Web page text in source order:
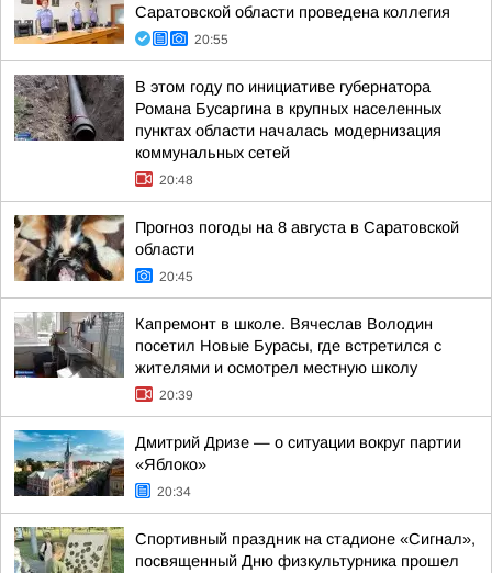
Саратовской области проведена коллегия
20:55
В этом году по инициативе губернатора
Романа Бусаргина в крупных населенных
пунктах области началась модернизация
коммунальных сетей
20:48
Прогноз погоды на 8 августа в Саратовской
области
20:45
Капремонт в школе. Вячеслав Володин
посетил Новые Бурасы, где встретился с
жителями и осмотрел местную школу
20:39
Дмитрий Дризе — о ситуации вокруг партии
«Яблоко»
20:34
Спортивный праздник на стадионе «Сигнал»,
посвященный Дню физкультурника прошел